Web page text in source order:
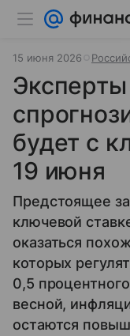
15 июня 2026
будет с
19 июня
Предстоящее
ключевой
оказаться
которых
0,5
весной,
остаются